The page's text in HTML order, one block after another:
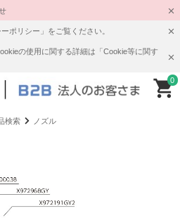
ポリシー」をご覧ください。
の使用に関する詳細は「Cookie等に関す
0
検索 ノズル